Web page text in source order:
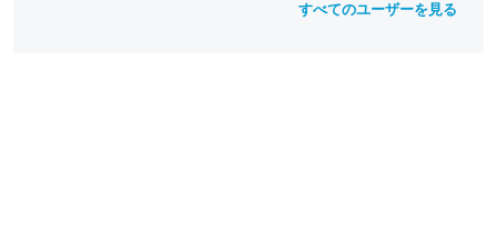
すべてのユーザーを見る